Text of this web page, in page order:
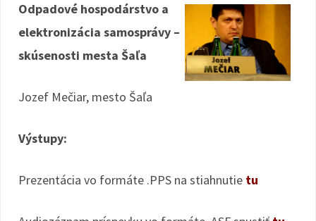
Odpadové hospodárstvo a
elektronizácia samosprávy –
skúsenosti mesta Šaľa
Jozef Mečiar, mesto Šaľa
Výstupy:
Prezentácia vo formáte .PPS na stiahnutie tu